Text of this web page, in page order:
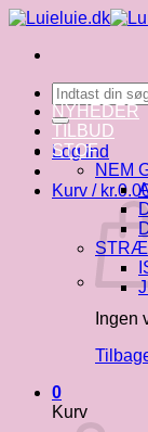
Fortsæt
indhold
Søg
efter:
Log ind
Kurv / kr.
Ingen
0
Kurv
NYHEDER
TILBUD
STOF
NEM